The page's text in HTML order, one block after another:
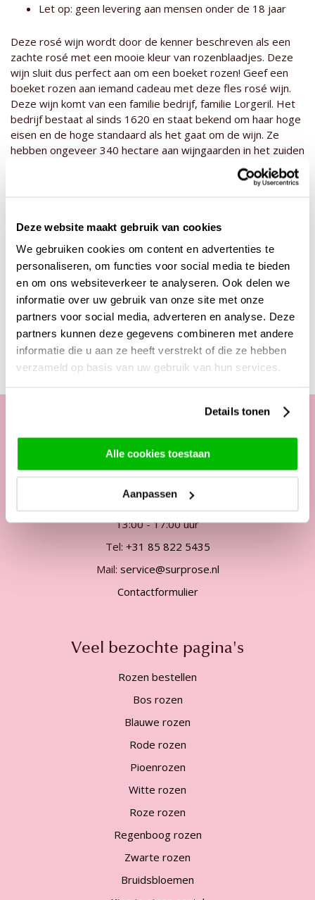
Deze website maakt gebruik van cookies
We gebruiken cookies om content en advertenties te
personaliseren, om functies voor social media te bieden
en om ons websiteverkeer te analyseren. Ook delen we
informatie over uw gebruik van onze site met onze
partners voor social media, adverteren en analyse. Deze
partners kunnen deze gegevens combineren met andere
informatie die u aan ze heeft verstrekt of die ze hebben
verzameld op basis van uw gebruik van hun services.
Details tonen
Alle cookies toestaan
Aanpassen
Let op: geen levering aan mensen onder de 18 jaar
Deze rosé wijn wordt door de kenner beschreven als een
zachte rosé met een mooie kleur van rozenblaadjes. Deze
wijn sluit dus perfect aan om een boeket rozen! Geef een
boeket rozen aan iemand cadeau met deze fles rosé wijn.
Deze wijn komt van een familie bedrijf, familie Lorgeril. Het
bedrijf bestaat al sinds 1620 en staat bekend om haar hoge
eisen en de hoge standaard als het gaat om de wijn. Ze
hebben ongeveer 340 hectare aan wijngaarden in het zuiden
van Frankrijk. De wijngaarden liggen tussen heuvels,
waardoor de druiven koel kunnen blijven in de warme streek
rozen zelf naar de ontvanger brengen en er samen van
willen en kunnen genieten. De beste temperatuur om de
wijn te serveren is 14 graden.
Deze producten zijn wellicht ook interessant
Onze klantenservice
Telefonisch van ma. t/m vrij. van
09:00 - 12:00 uur
13:00 - 17:00 uur
Tel: +31 85 822 5435
Mail: service@surprose.nl
Contactformulier
Veel bezochte pagina's
Rozen bestellen
Bos rozen
Blauwe rozen
Rode rozen
Pioenrozen
Witte rozen
Roze rozen
Regenboog rozen
Zwarte rozen
Bruidsbloemen